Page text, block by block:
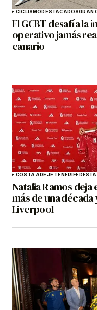
CICLISMODESTACADOSGRAN
El GCBT desafía la
operativo jamás
canario
COSTA ADEJE TENERIFE
Natalia Ramos
más de una
Liverpool